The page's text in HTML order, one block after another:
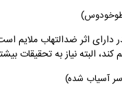
دارای اثر ضدالتهاب ملایم
کند، البته نیاز به تحقیقات
آسیاب شده)